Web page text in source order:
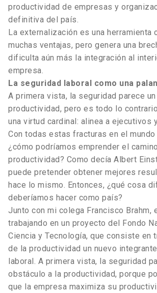
productividad de empresas y
definitiva del país.
La externalización es una herramienta
muchas ventajas, pero genera una
dificulta aún más la integración al
empresa.
La seguridad laboral como una
A primera vista, la seguridad parece
productividad, pero es todo lo
una virtud cardinal: alinea a ejecutivos
Con todas estas fracturas en el
¿cómo podríamos emprender el
productividad? Como decía Albert
puede pretender obtener mejores
hace lo mismo. Entonces, ¿qué cosa
deberíamos hacer como país?
Junto con mi colega Francisco Brahm,
trabajando en un proyecto del Fondo
Ciencia y Tecnología, que consiste en
de la productividad un nuevo
laboral. A primera vista, la seguridad
obstáculo a la productividad, porque
que la empresa maximiza su